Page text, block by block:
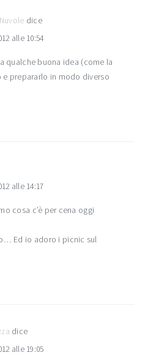
dice
alle 10:54
qualche buona idea (come la
prepararlo in modo diverso
alle 14:17
cosa c’è per cena oggi
Ed io adoro i picnic sul
dice
alle 19:05